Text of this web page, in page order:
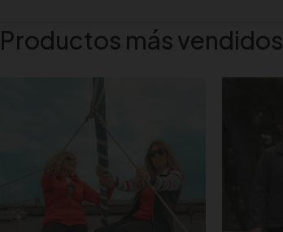
Productos más vendidos